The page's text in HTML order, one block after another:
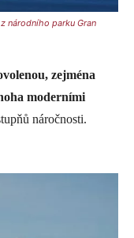
národního parku Gran
zejména
moderními
náročnosti.